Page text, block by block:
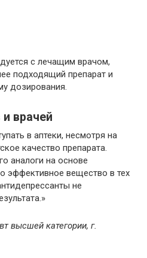
с лечащим врачом,
подходящий препарат и
дозирования.
врачей
в аптеки, несмотря на
качество препарата.
аналоги на основе
эффективное вещество в тех
не
высшей категории, г.